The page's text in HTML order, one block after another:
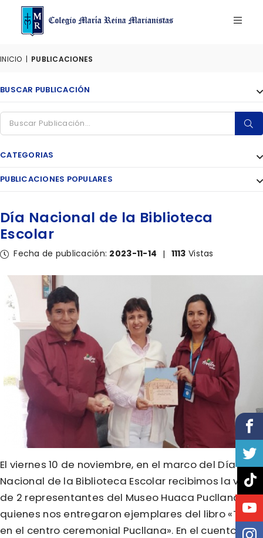
INICIO | PUBLICACIONES
BUSCAR PUBLICACIÓN
CATEGORIAS
PUBLICACIONES POPULARES
Día Nacional de la Biblioteca
Escolar
Fecha de publicación: 2023-11-14 1113 Vistas
El viernes 10 de noviembre, en el marco del Día
Nacional de la Biblioteca Escolar recibimos la visita
de 2 representantes del Museo Huaca Pucllana
quienes nos entregaron ejemplares del libro «Tika
en el centro ceremonial Pucllana». En el cuento una